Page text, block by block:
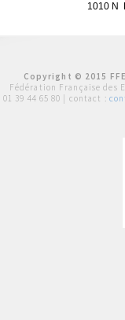
1010 N
Copyright © 2015
Fédération Française des
01 39 44 65 80 | contact :